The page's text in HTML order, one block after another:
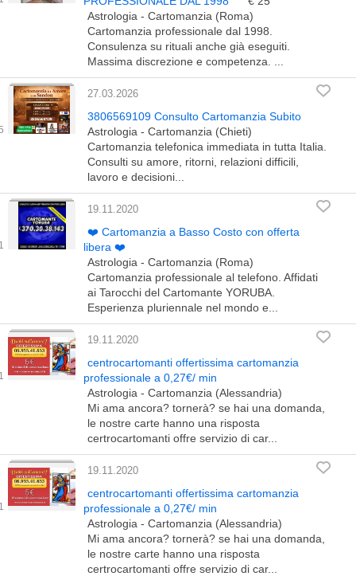
Astrologia - Cartomanzia (Roma)
Cartomanzia professionale dal 1998.
Consulenza su rituali anche già eseguiti.
Massima discrezione e competenza. ...
27.03.2026
3806569109 Consulto Cartomanzia Subito
Astrologia - Cartomanzia (Chieti)
Cartomanzia telefonica immediata in tutta Italia.
Consulti su amore, ritorni, relazioni difficili,
lavoro e decisioni...
19.11.2020
❤️ Cartomanzia a Basso Costo con offerta
libera ❤️
Astrologia - Cartomanzia (Roma)
Cartomanzia professionale al telefono. Affidati
ai Tarocchi del Cartomante YORUBA.
Esperienza pluriennale nel mondo e...
19.11.2020
centrocartomanti offertissima cartomanzia
professionale a 0,27€/ min
Astrologia - Cartomanzia (Alessandria)
Mi ama ancora? tornerà? se hai una domanda,
le nostre carte hanno una risposta
certrocartomanti offre servizio di car...
19.11.2020
centrocartomanti offertissima cartomanzia
professionale a 0,27€/ min
Astrologia - Cartomanzia (Alessandria)
Mi ama ancora? tornerà? se hai una domanda,
le nostre carte hanno una risposta
certrocartomanti offre servizio di car...